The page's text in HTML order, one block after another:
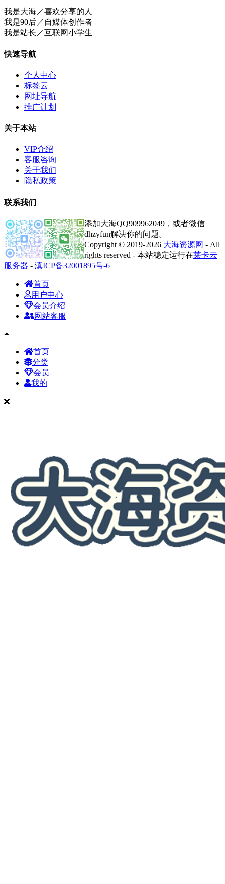
我是大海／喜欢分享的人
我是90后／自媒体创作者
我是站长／互联网小学生
快速导航
个人中心
标签云
网址导航
推广计划
关于本站
VIP介绍
客服咨询
关于我们
隐私政策
联系我们
添加大海QQ909962049，或者微信
dhzyfun解决你的问题。
Copyright © 2019-2026 大海资源网 - All
rights reserved - 本站稳定运行在莱卡云
服务器 - 滇ICP备32001895号-6
首页
用户中心
会员介绍
网站客服
首页
分类
会员
我的